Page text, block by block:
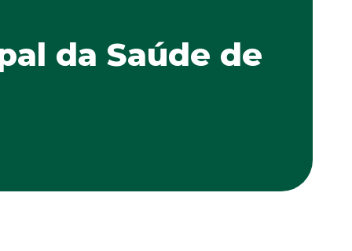
da Saúde de